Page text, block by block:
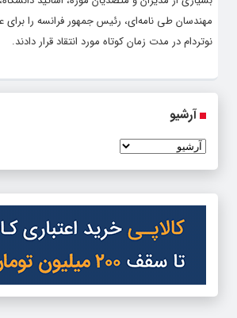
مهندسان طی نامه‌ای، رئیس جمهور فرانسه را برای
نوتردام در مدت زمان کوتاه مورد انتقاد قرار دادند.
آرشیو